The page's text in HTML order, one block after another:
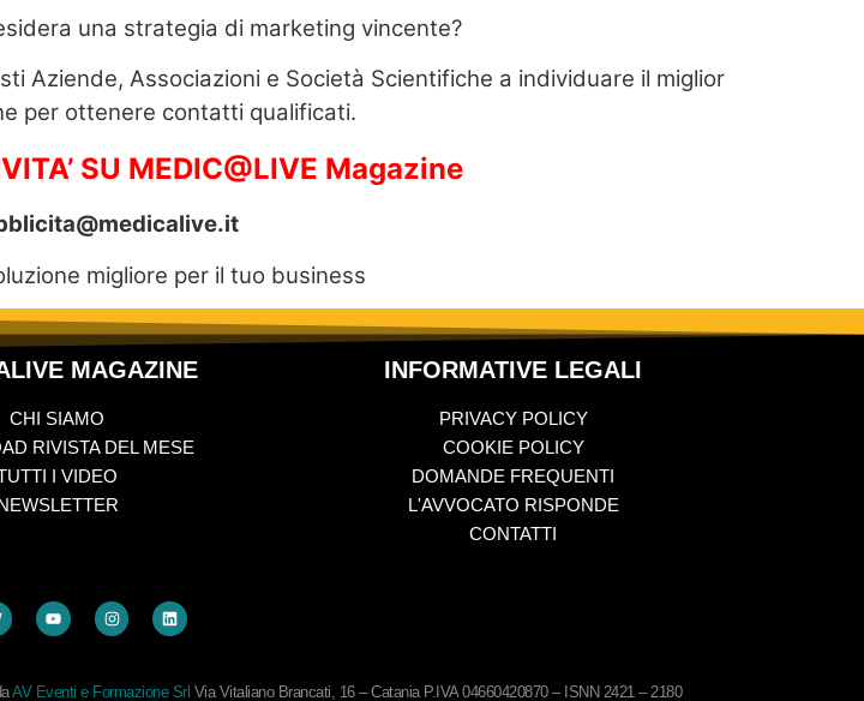
una strategia di marketing vincente?
Aziende, Associazioni e Società Scientifiche a individuare il miglior
per ottenere contatti qualificati.
SU MEDIC@LIVE Magazine
migliore per il tuo business
MAGAZINE
CHI SIAMO
RIVISTA DEL MESE
I VIDEO
INFORMATIVE LEGALI
PRIVACY POLICY
COOKIE POLICY
DOMANDE FREQUENTI
L'AVVOCATO RISPONDE
CONTATTI
AV Eventi e Formazione Srl Via Vitaliano Brancati, 16 – Catania P.IVA 04660420870 – ISNN 2421 – 2180